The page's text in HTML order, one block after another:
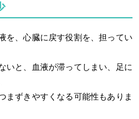
を、心臓に戻す役割を、担ってい
いと、血液が滞ってしまい、足に
まずきやすくなる可能性もありま